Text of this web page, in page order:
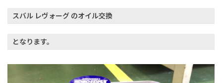
スバル レヴォーグ のオイル交換
となります。